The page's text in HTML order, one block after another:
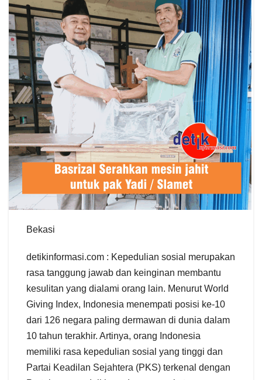
Bekasi
detikinformasi.com : Kepedulian sosial merupakan
rasa tanggung jawab dan keinginan membantu
kesulitan yang dialami orang lain. Menurut World
Giving Index, Indonesia menempati posisi ke-10
dari 126 negara paling dermawan di dunia dalam
10 tahun terakhir. Artinya, orang Indonesia
memiliki rasa kepedulian sosial yang tinggi dan
Partai Keadilan Sejahtera (PKS) terkenal dengan